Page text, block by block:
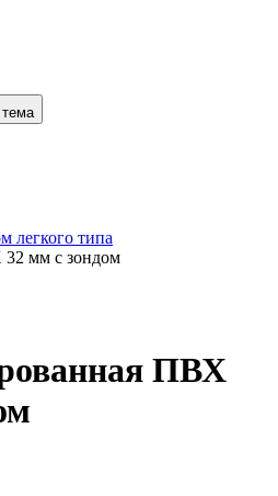
легкого типа
мм с зондом
ПВХ